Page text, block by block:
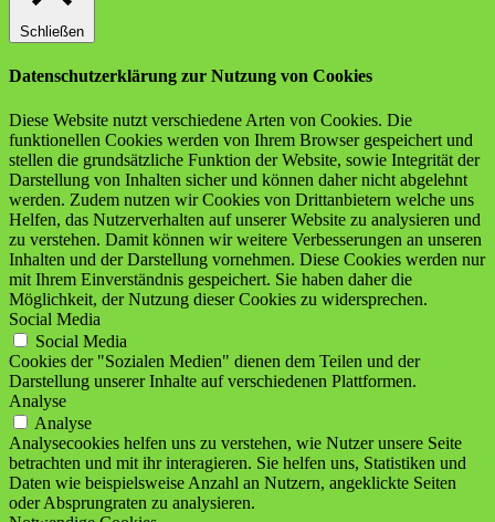
Schließen
Datenschutzerklärung zur Nutzung von Cookies
Diese Website nutzt verschiedene Arten von Cookies. Die
funktionellen Cookies werden von Ihrem Browser gespeichert und
stellen die grundsätzliche Funktion der Website, sowie Integrität der
Darstellung von Inhalten sicher und können daher nicht abgelehnt
werden. Zudem nutzen wir Cookies von Drittanbietern welche uns
Helfen, das Nutzerverhalten auf unserer Website zu analysieren und
zu verstehen. Damit können wir weitere Verbesserungen an unseren
Inhalten und der Darstellung vornehmen. Diese Cookies werden nur
mit Ihrem Einverständnis gespeichert. Sie haben daher die
Möglichkeit, der Nutzung dieser Cookies zu widersprechen.
Social Media
Social Media
Cookies der "Sozialen Medien" dienen dem Teilen und der
Darstellung unserer Inhalte auf verschiedenen Plattformen.
Analyse
Analyse
Analysecookies helfen uns zu verstehen, wie Nutzer unsere Seite
betrachten und mit ihr interagieren. Sie helfen uns, Statistiken und
Daten wie beispielsweise Anzahl an Nutzern, angeklickte Seiten
oder Absprungraten zu analysieren.